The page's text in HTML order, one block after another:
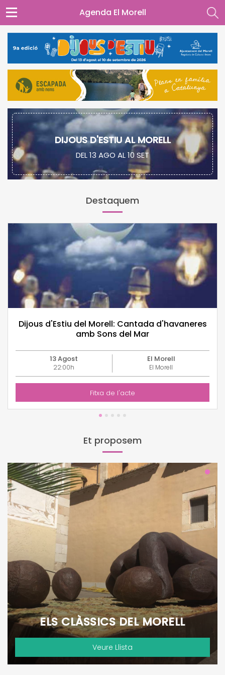
Agenda El Morell
DIJOUS D'ESTIU AL MORELL
DEL 13 AGO AL 10 SET
Destaquem
Dijous d'Estiu del Morell: Cantada d'havaneres
amb Sons del Mar
13 Agost
22:00h
El Morell
El Morell
Fitxa de l'acte
Et proposem
ELS CLÀSSICS DEL MORELL
Veure Llista